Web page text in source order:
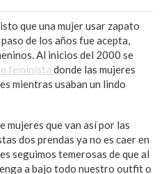
que una mujer usar zapato
de los años fue acepta,
Al inicios del 2000 se
feminista donde las mujeres
mientras usaban un lindo
mujeres que van así por las
dos prendas ya no es caer en
seguimos temerosas de que al
a bajo todo nuestro outfit o